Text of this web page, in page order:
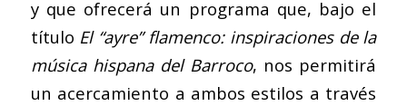
y que ofrecerá un programa que, bajo el
título El “ayre” flamenco: inspiraciones de la
música hispana del Barroco, nos permitirá
un acercamiento a ambos estilos a través